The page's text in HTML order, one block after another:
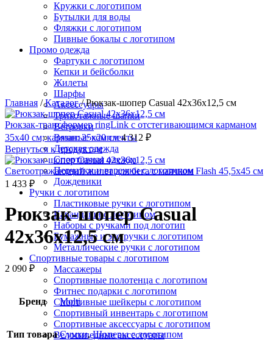
Кружки с логотипом
Бутылки для воды
Фляжки с логотипом
Пивные бокалы с логотипом
Промо одежда
Фартуки с логотипом
Кепки и бейсболки
Жилеты
Шарфы
Аксессуары
Трикотажные шапки
Ветровки
Вязаные комплекты
Детская одежда
Спортивная одежда
Перчатки и варежки с логотипом
Дождевики
Ручки с логотипом
Пластиковые ручки с логотипом
Карандаши с логотипом
Наборы с ручками под логотип
Бумажные и эко ручки с логотипом
Металлические ручки с логотипом
Спортивные товары с логотипом
Массажеры
Спортивные полотенца с логотипом
Фитнес подарки с логотипом
Спортивные шейкеры с логотипом
Спортивный инвентарь с логотипом
Спортивные аксессуары с логотипом
Велосипедные аксессуары
Главная /Каталог/Рюкзак-шопер Casual 42x36x12,5 см
Рюкзак-трансформер ringLink с отстегивающимся карманом
35х40 см; карман: 25х20 см4 312 ₽
Вернуться к продуктам
Светоотражающий жилет для бега с маячком Flash 45,5х45 см
1 433 ₽
Рюкзак-шопер Casual
42x36x12,5 см
2 090 ₽
Бренд Molti
Тип товара Сумки,Шоперы с логотипом